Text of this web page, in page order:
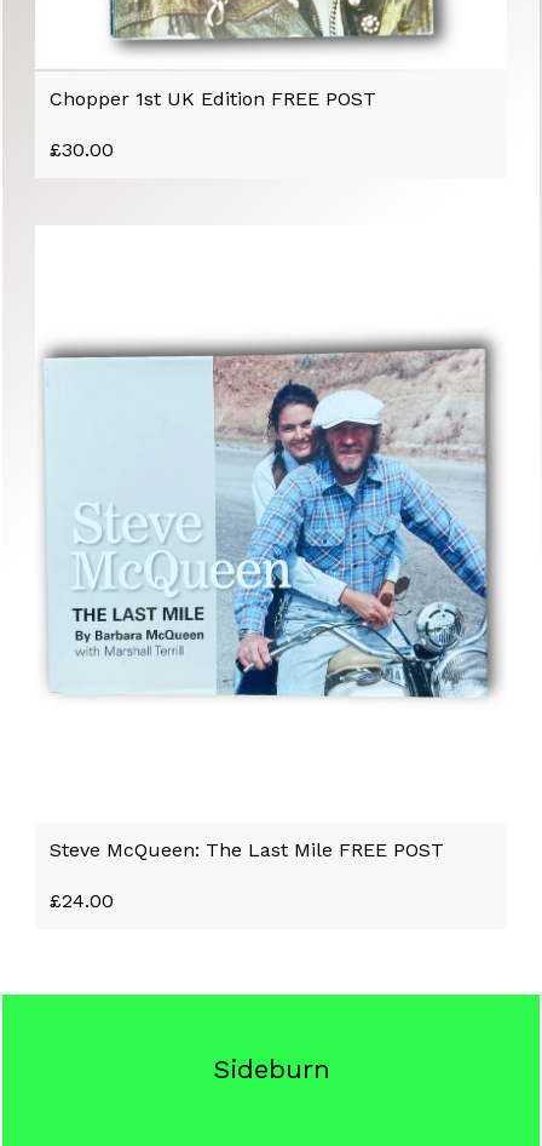
Chopper 1st UK Edition FREE POST
£30.00
Steve McQueen: The Last Mile FREE POST
£24.00
Sideburn